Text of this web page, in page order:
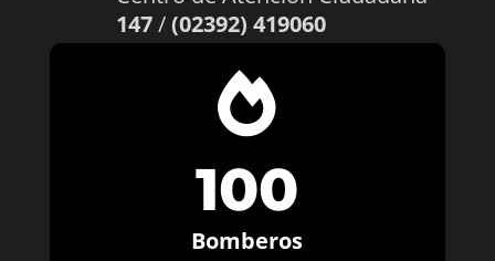
147/(02392) 419060

100
Bomberos